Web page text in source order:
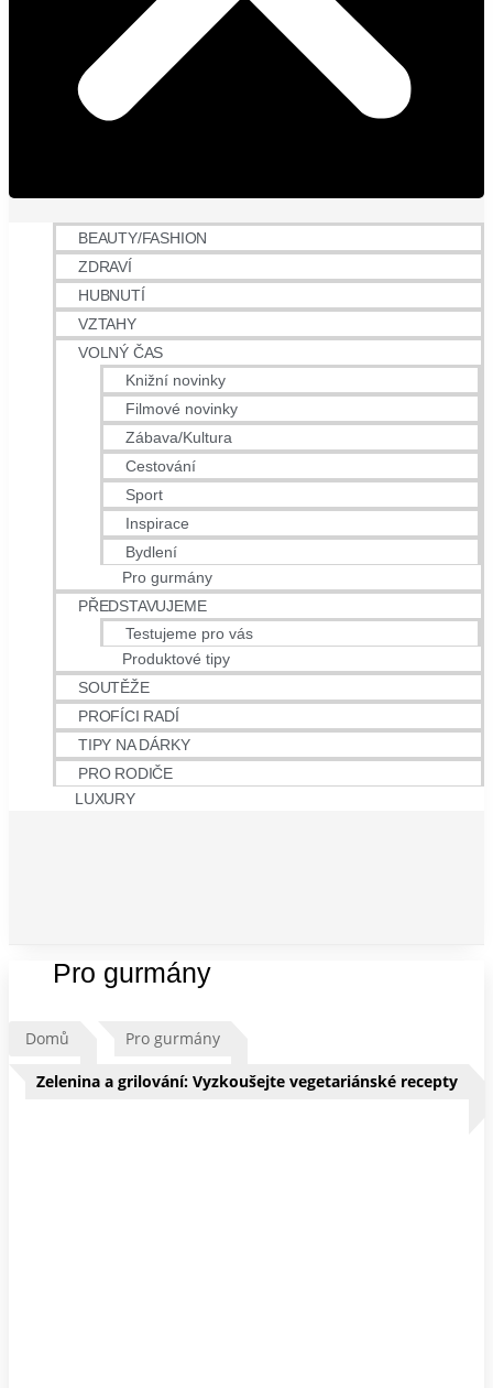
BEAUTY/FASHION
ZDRAVÍ
HUBNUTÍ
VZTAHY
VOLNÝ ČAS
Knižní novinky
Filmové novinky
Zábava/Kultura
Cestování
Sport
Inspirace
Bydlení
Pro gurmány
PŘEDSTAVUJEME
Testujeme pro vás
Produktové tipy
SOUTĚŽE
PROFÍCI RADÍ
TIPY NA DÁRKY
PRO RODIČE
LUXURY
Pro gurmány
Domů Pro gurmány
Zelenina a grilování: Vyzkoušejte vegetariánské recepty